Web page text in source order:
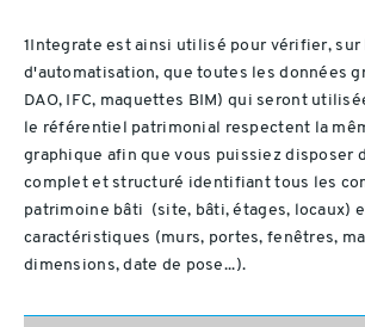
1Integrate est ainsi utilisé pour vérifier, sur
d'automatisation, que toutes les données
DAO, IFC, maquettes BIM) qui seront
le référentiel patrimonial respectent la
graphique afin que vous puissiez disposer
complet et structuré identifiant tous les
patrimoine bâti (site, bâti, étages, locaux)
caractéristiques (murs, portes, fenêtres,
dimensions, date de pose...).